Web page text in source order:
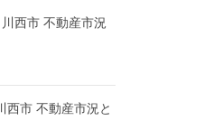
西市 不動産市況
西市 不動産市況と